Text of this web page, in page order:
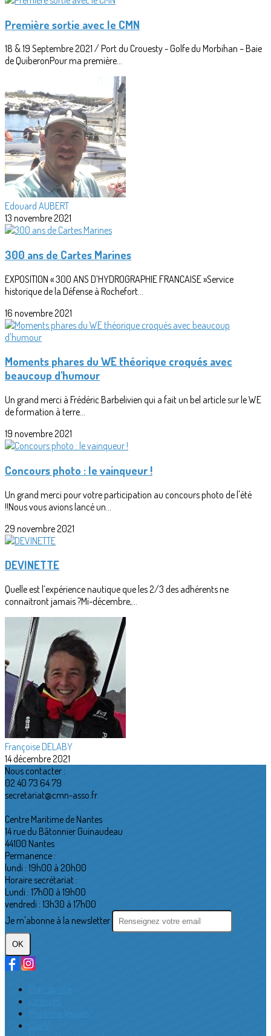
Première sortie avec le CMN
18 & 19 Septembre 2021 / Port du Crouesty - Golfe du Morbihan – Baie
de QuiberonPour ma première...
Edouard AUBERT
13 novembre 2021
300 ans de Cartes Marines
EXPOSITION « 300 ANS D’HYDROGRAPHIE FRANCAISE »Service
historique de la Défense à Rochefort...
16 novembre 2021
Moments phares du WE théorique croqués avec
beaucoup d'humour
Un grand merci à Frédéric Barbelivien qui a fait un bel article sur le WE
de formation à terre...
19 novembre 2021
Concours photo : le vainqueur !
Un grand merci pour votre participation au concours photo de l'été
!!Nous vous avions lancé un...
29 novembre 2021
DEVINETTE
Quelle est l’expérience nautique que les 2/3 des adhérents ne
connaitront jamais ?Mi-décembre,...
Françoise DELABY
14 décembre 2021
Nous contacter :
02 40 73 64 79
secretariat@cmn-asso.fr
Centre Maritime de Nantes
14 rue du Bâtonnier Guinaudeau
44100 Nantes
Permanence :
lundi : 19h00 à 20h00
Horaire secrétariat :
Lundi : 17h00 à 19h00
vendredi : 13h30 à 17h00
Je m'abonne à la newsletter
OK
Plan du site
Licences
Mentions légales
CGUV